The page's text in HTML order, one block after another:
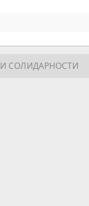
СОЛИДАРНОСТИ